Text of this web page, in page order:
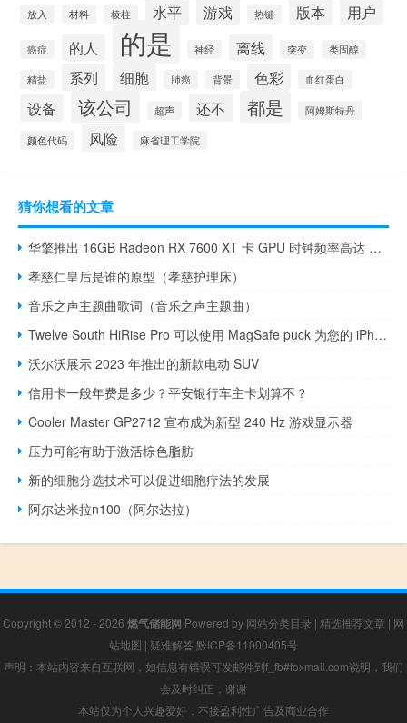
放入 材料 棱柱 水平 游戏 热键 版本 用户
癌症 的人 的是 神经 离线 突变 类固醇
精盐 系列 细胞 肺癌 背景 色彩 血红蛋白
设备 该公司 超声 还不 都是 阿姆斯特丹
颜色代码 风险 麻省理工学院
猜你想看的文章
华擎推出 16GB Radeon RX 7600 XT 卡 GPU 时钟频率高达 2810 MHz
孝慈仁皇后是谁的原型（孝慈护理床）
音乐之声主题曲歌词（音乐之声主题曲）
Twelve South HiRise Pro 可以使用 MagSafe puck 为您的 iPhone 充电
沃尔沃展示 2023 年推出的新款电动 SUV
信用卡一般年费是多少？平安银行车主卡划算不？
Cooler Master GP2712 宣布成为新型 240 Hz 游戏显示器
压力可能有助于激活棕色脂肪
新的细胞分选技术可以促进细胞疗法的发展
阿尔达米拉n100（阿尔达拉）
Copyright © 2012 - 2026 燃气储能网 Powered by 网站分类目录 | 精选推荐文章 | 网
站地图 | 疑难解答 黔ICP备11000405号
声明：本站内容来自互联网，如信息有错误可发邮件到f_fb#foxmail.com说明，我们
会及时纠正，谢谢
本站仅为个人兴趣爱好，不接盈利性广告及商业合作